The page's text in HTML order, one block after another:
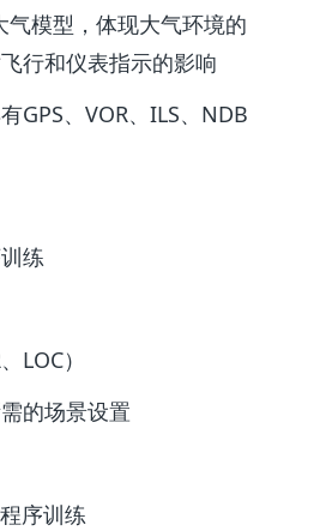
气模型，体现大气环境的
行和仪表指示的影响
GPS、VOR、ILS、NDB
练
LOC）
的场景设置
序训练